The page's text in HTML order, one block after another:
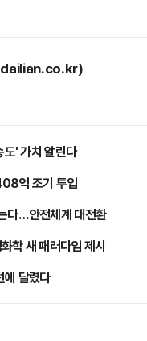
' 가치 알린다
억 조기 투입
다…안전체계 대전환
학 새 패러다임 제시
에 달렸다